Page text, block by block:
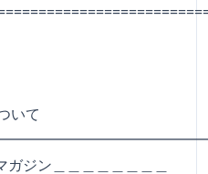
いて
ジン＿＿＿＿＿＿＿＿